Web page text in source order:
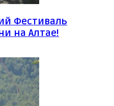
Фестиваль
на Алтае!